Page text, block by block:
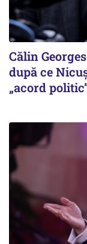
Călin
după ce
„acord